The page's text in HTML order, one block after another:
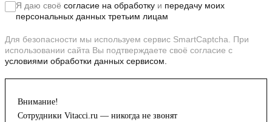
Я даю своё согласие на обработку и передачу моих
персональных данных третьим лицам
Для безопасности мы используем сервис SmartCaptcha. При
использовании сайта Вы подтверждаете своё согласие с
условиями обработки данных сервисом.
Внимание!
Сотрудники Vitacci.ru — никогда не звонят